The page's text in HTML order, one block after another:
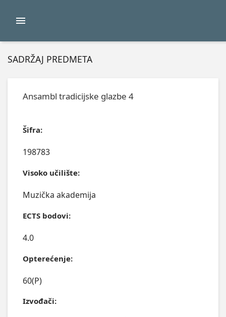
SADRŽAJ PREDMETA
Ansambl tradicijske glazbe 4
Šifra:
198783
Visoko učilište:
Muzička akademija
ECTS bodovi:
4.0
Opterećenje:
60(P)
Izvođači: